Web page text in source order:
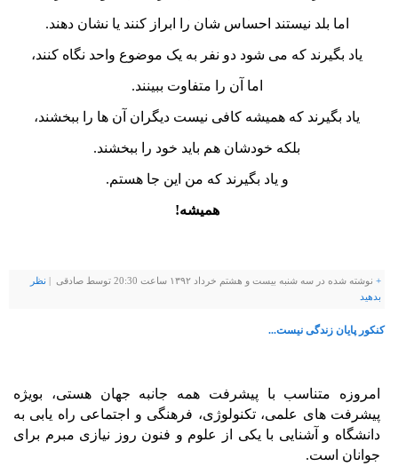
اما بلد نيستند احساس شان را ابراز کنند يا نشان دهند.
ياد بگيرند که می شود دو نفر به يک موضوع واحد نگاه کنند،
اما آن را متفاوت ببينند.
ياد بگيرند که هميشه کافی نيست ديگران آن ها را ببخشند،
بلکه خودشان هم بايد خود را ببخشند.
و ياد بگيرند که من اين جا هستم.
هميشه!
+ نوشته شده در سه شنبه بیست و هشتم خرداد ۱۳۹۲ ساعت 20:30 توسط صادقی |
نظر
بدهيد
کنکور پایان زندگی نیست...
امروزه متناسب با پیشرفت همه جانبه جهان هستی، بویژه
پیشرفت های علمی، تکنولوژی، فرهنگی و اجتماعی راه یابی به
دانشگاه و آشنایی با یکی از علوم و فنون روز نیازی مبرم برای
جوانان است.